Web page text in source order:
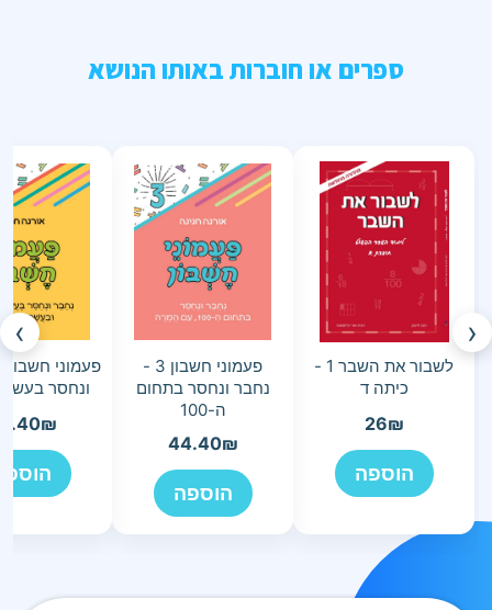
ספרים או חוברות באותו הנושא
‹
לשבור את השבר 1 -
כיתה ד
26₪
הוספה
פעמוני חשבון 3 -
נחבר ונחסר בתחום
ה-100
44.40₪
הוספה
ונחסר
₪
›